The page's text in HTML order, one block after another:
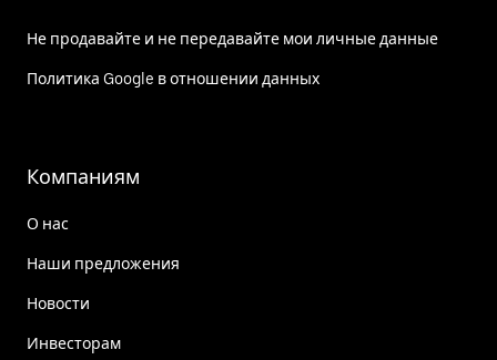
Не продавайте и не передавайте мои личные данные
Политика Google в отношении данных
Компаниям
О нас
Наши предложения
Новости
Инвесторам